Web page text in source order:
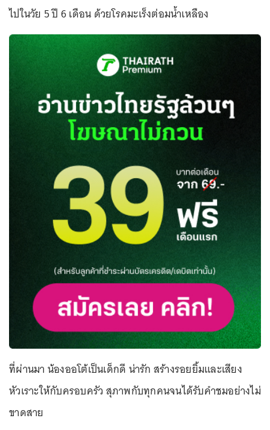
ไปในวัย 5 ปี 6 เดือน ด้วยโรคมะเร็งต่อมน้ำเหลือง
ที่ผ่านมา น้องออโต้เป็นเด็กดี น่ารัก สร้างรอยยิ้มและเสียง
หัวเราะให้กับครอบครัว สุภาพกับทุกคนจนได้รับคำชมอย่างไม่
ขาดสาย